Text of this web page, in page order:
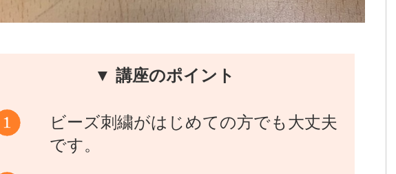
▼ 講座のポイント
ビーズ刺繍がはじめての方でも大丈夫
です。